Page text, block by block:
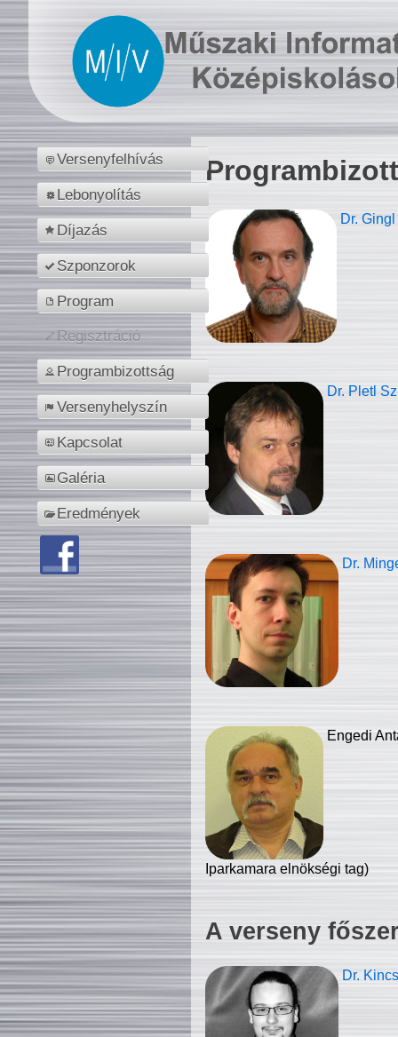
Versenyfelhívás
Lebonyolítás
Díjazás
Szponzorok
Program
Regisztráció
Programbizottság
Versenyhelyszín
Kapcsolat
Galéria
Eredmények
Dr.
Dr. Pletl
Dr.
Engedi
Iparkamara elnökségi tag)
A verseny
Dr.